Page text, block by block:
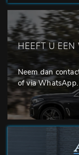
HEEFT U
Neem dan
of via WhatsApp.